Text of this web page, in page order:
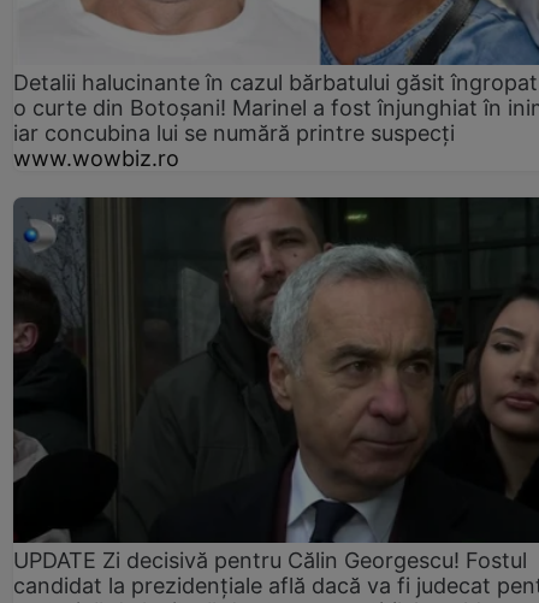
Detalii halucinante în cazul bărbatului găsit
o curte din Botoșani! Marinel a fost înjunghiat în
iar concubina lui se numără printre suspecți
www.wowbiz.ro
UPDATE Zi decisivă pentru Călin Georgescu! Fostul
candidat la prezidențiale află dacă va fi judecat